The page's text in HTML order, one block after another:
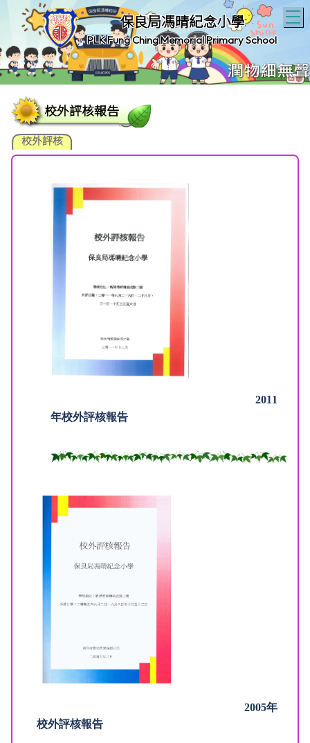
保良局馮晴紀念小學
PLK Fung Ching Memorial Primary School
校外評核報告
校外評核
2011
年校外評核報告
2005年
校外評核報告